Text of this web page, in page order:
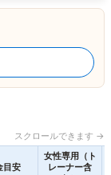
スクロールできます →
目安
女性専用（ト
レーナー含